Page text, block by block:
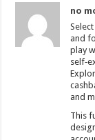
no
and
play
and
This